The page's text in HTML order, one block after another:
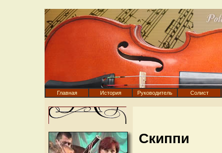
Главная История Руководитель Солист
Скиппи